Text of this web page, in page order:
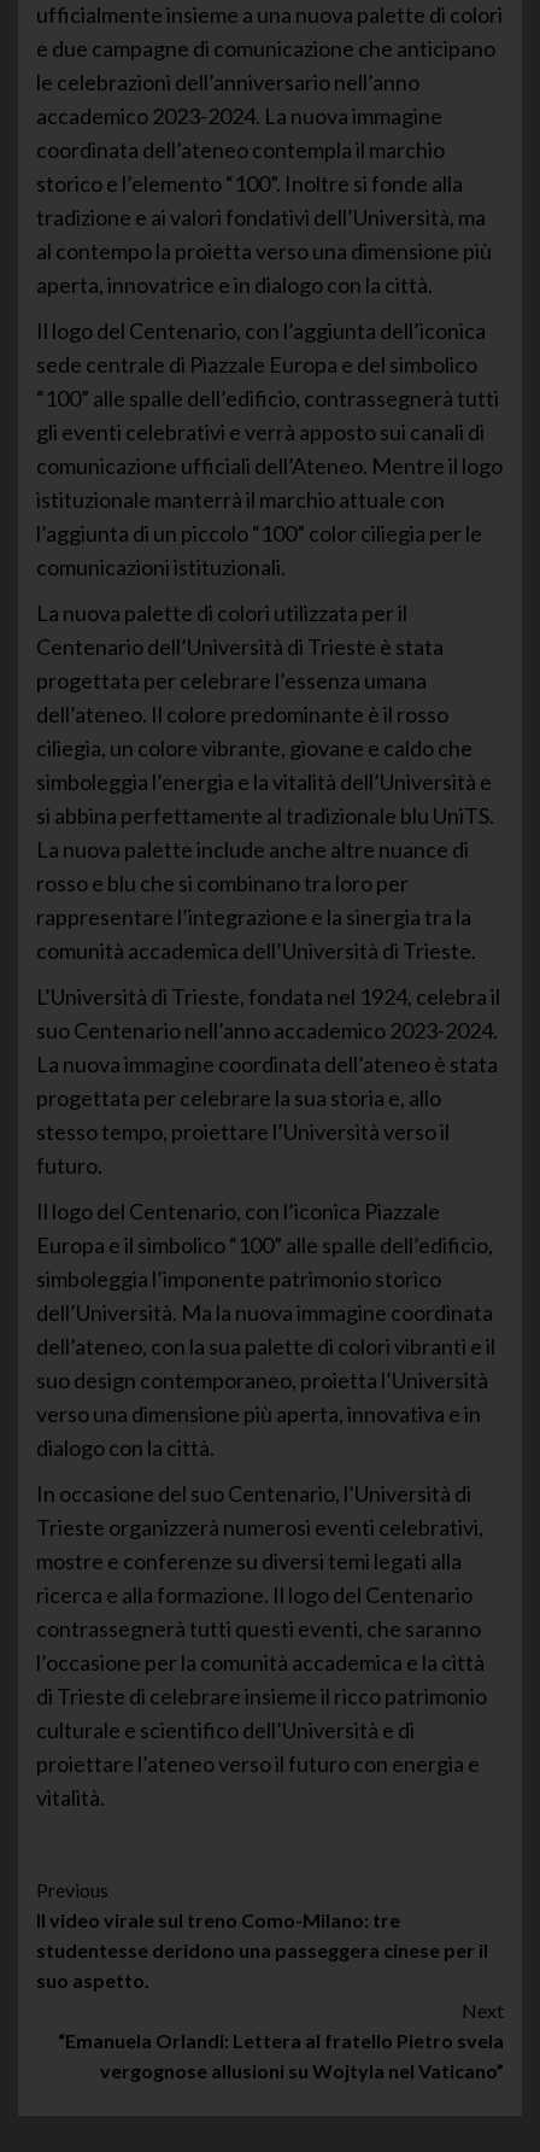
ufficialmente insieme a una nuova palette di colori
e due campagne di comunicazione che anticipano
le celebrazioni dell’anniversario nell’anno
accademico 2023-2024. La nuova immagine
coordinata dell’ateneo contempla il marchio
storico e l’elemento “100”. Inoltre si fonde alla
tradizione e ai valori fondativi dell’Università, ma
al contempo la proietta verso una dimensione più
aperta, innovatrice e in dialogo con la città.
Il logo del Centenario, con l’aggiunta dell’iconica
sede centrale di Piazzale Europa e del simbolico
“100” alle spalle dell’edificio, contrassegnerà tutti
gli eventi celebrativi e verrà apposto sui canali di
comunicazione ufficiali dell’Ateneo. Mentre il logo
istituzionale manterrà il marchio attuale con
l’aggiunta di un piccolo “100” color ciliegia per le
comunicazioni istituzionali.
La nuova palette di colori utilizzata per il
Centenario dell’Università di Trieste è stata
progettata per celebrare l’essenza umana
dell’ateneo. Il colore predominante è il rosso
ciliegia, un colore vibrante, giovane e caldo che
simboleggia l’energia e la vitalità dell’Università e
si abbina perfettamente al tradizionale blu UniTS.
La nuova palette include anche altre nuance di
rosso e blu che si combinano tra loro per
rappresentare l’integrazione e la sinergia tra la
comunità accademica dell’Università di Trieste.
L’Università di Trieste, fondata nel 1924, celebra il
suo Centenario nell’anno accademico 2023-2024.
La nuova immagine coordinata dell’ateneo è stata
progettata per celebrare la sua storia e, allo
stesso tempo, proiettare l’Università verso il
futuro.
Il logo del Centenario, con l’iconica Piazzale
Europa e il simbolico “100” alle spalle dell’edificio,
simboleggia l’imponente patrimonio storico
dell’Università. Ma la nuova immagine coordinata
dell’ateneo, con la sua palette di colori vibranti e il
suo design contemporaneo, proietta l’Università
verso una dimensione più aperta, innovativa e in
dialogo con la città.
In occasione del suo Centenario, l’Università di
Trieste organizzerà numerosi eventi celebrativi,
mostre e conferenze su diversi temi legati alla
ricerca e alla formazione. Il logo del Centenario
contrassegnerà tutti questi eventi, che saranno
l’occasione per la comunità accademica e la città
di Trieste di celebrare insieme il ricco patrimonio
culturale e scientifico dell’Università e di
proiettare l’ateneo verso il futuro con energia e
vitalità.
Post
Navigation
Previous
Il video virale sul treno Como-Milano: tre
studentesse deridono una passeggera cinese per il
suo aspetto.
Next
“Emanuela Orlandi: Lettera al fratello Pietro svela
vergognose allusioni su Wojtyla nel Vaticano”